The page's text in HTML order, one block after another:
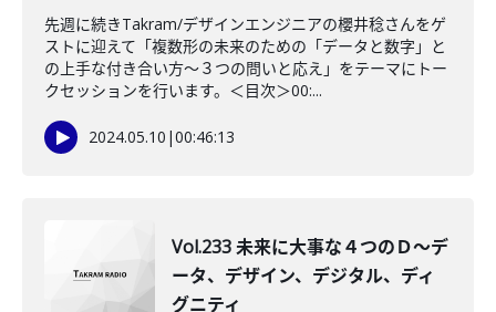
先週に続きTakram/デザインエンジニアの櫻井稔さんをゲ
ストに迎えて「複数形の未来のための「データと数字」と
の上手な付き合い方〜３つの問いと応え」をテーマにトー
クセッションを行います。＜目次＞00:...
2024.05.10 |00:46:13
Vol.233 未来に大事な４つのＤ〜デ
ータ、デザイン、デジタル、ディ
グニティ